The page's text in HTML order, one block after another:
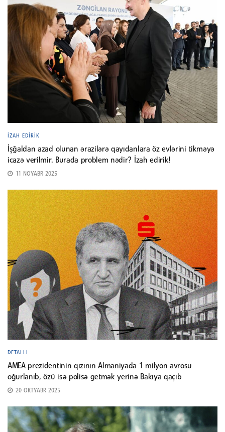
İZAH EDIRIK
İşğaldan azad olunan ərazilərə qayıdanlara öz evlərini tikməyə
icazə verilmir. Burada problem nədir? İzah edirik!
11 NOYABR 2025
DETALLI
AMEA prezidentinin qızının Almaniyada 1 milyon avrosu
oğurlanıb, özü isə polisə getmək yerinə Bakıya qaçıb
20 OKTYABR 2025